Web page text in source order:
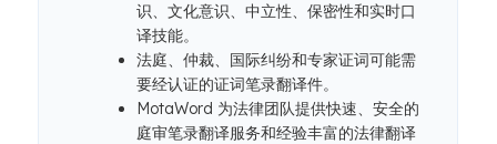
识、文化意识、中立性、保密性和实时口
译技能。
法庭、仲裁、国际纠纷和专家证词可能需
要经认证的证词笔录翻译件。
MotaWord 为法律团队提供快速、安全的
庭审笔录翻译服务和经验丰富的法律翻译